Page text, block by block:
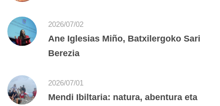
2026/07/02
Ane Iglesias Miño, Batxilergoko Sari
Berezia
2026/07/01
Mendi Ibiltaria: natura, abentura eta